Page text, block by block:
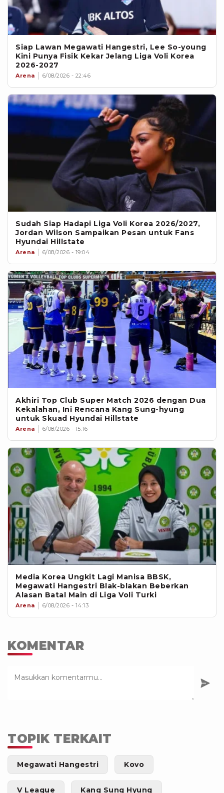
Siap Lawan Megawati Hangestri, Lee So-young
Kini Punya Fisik Kekar Jelang Liga Voli Korea
2026-2027
Arena 6/08/2026 - 22:46
Sudah Siap Hadapi Liga Voli Korea 2026/2027,
Jordan Wilson Sampaikan Pesan untuk Fans
Hyundai Hillstate
Arena 6/08/2026 - 19:04
Akhiri Top Club Super Match 2026 dengan Dua
Kekalahan, Ini Rencana Kang Sung-hyung
untuk Skuad Hyundai Hillstate
Arena 6/08/2026 - 15:16
Media Korea Ungkit Lagi Manisa BBSK,
Megawati Hangestri Blak-blakan Beberkan
Alasan Batal Main di Liga Voli Turki
Arena 6/08/2026 - 14:13
KOMENTAR
TOPIK TERKAIT
Megawati Hangestri Kovo
V League Kang Sung Hyung